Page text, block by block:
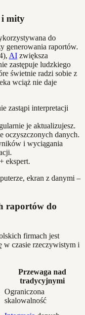
i mity
do
generowania raportów.
AI zwiększa
zastępuje ludzkiego
świetnie radzi sobie z
wciąż nie daje
zastąpi interpretacji
je aktualizujesz.
oczyszczonych danych.
i wyciągania
+ ekspert.
raportów do
firmach jest
w czasie rzeczywistym i
Przewaga nad
tradycyjnymi
Ograniczona
skalowalność